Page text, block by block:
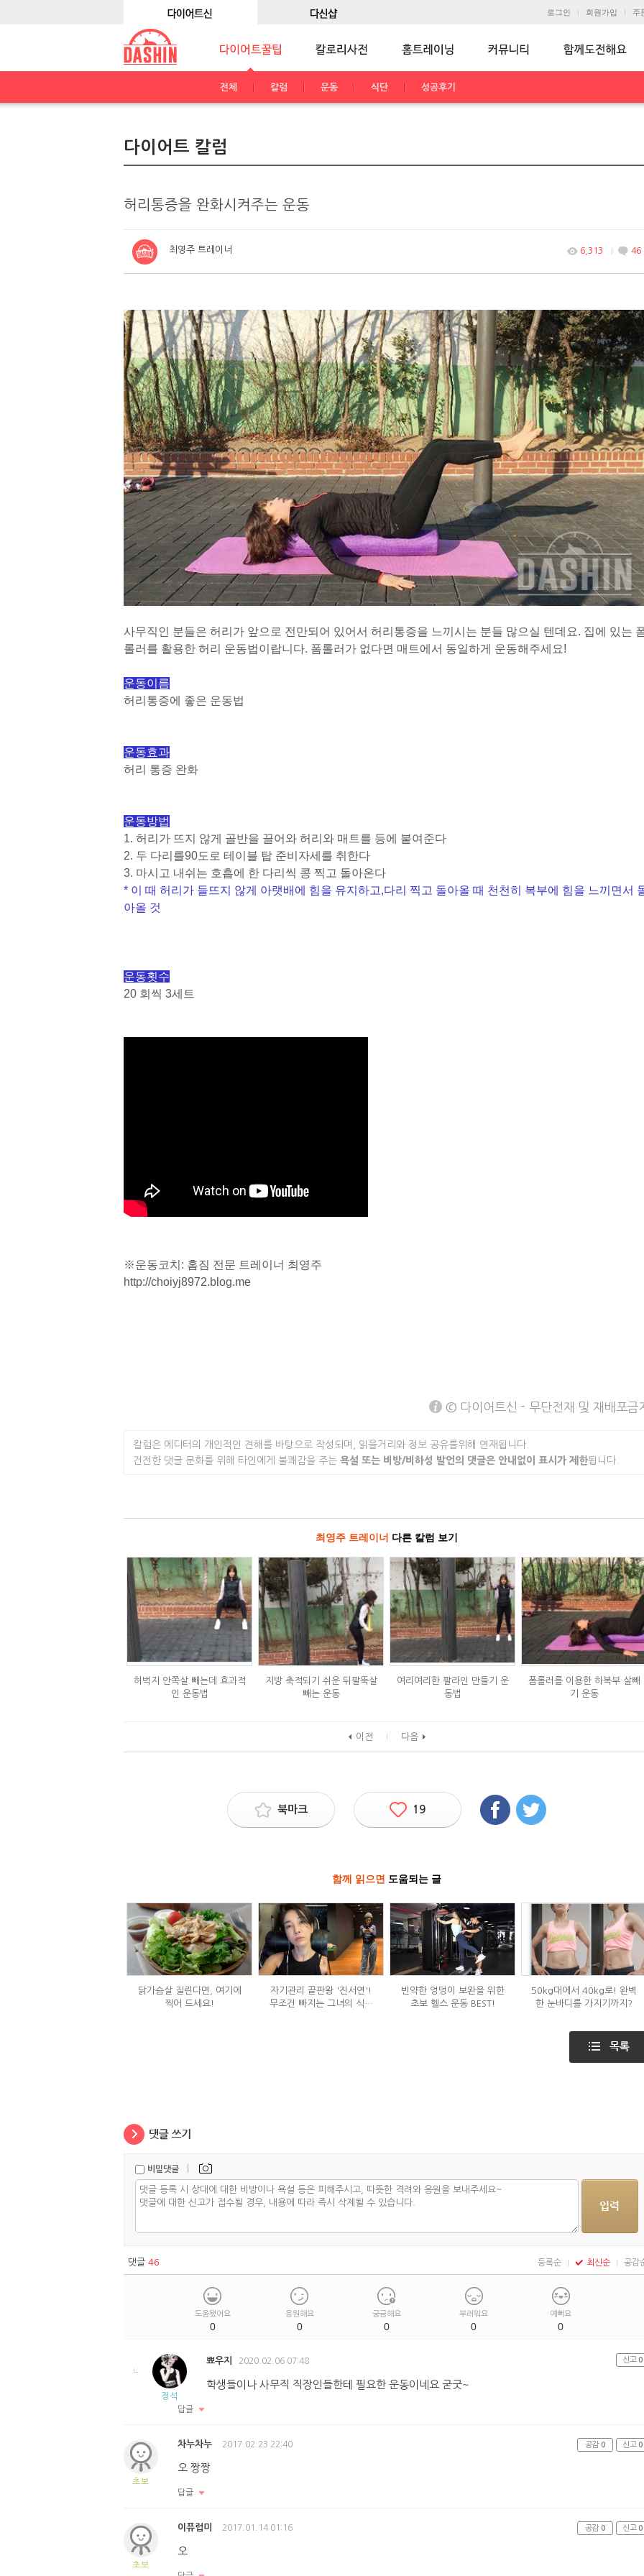
로그인 회원가입 주
전체 칼럼 운동 식단 성공후기
다이어트 칼럼
허리통증을 완화시켜주는 운동
최영주 트레이너 6,313 46
사무직인 분들은 허리가 앞으로 전만되어 있어서 허리통증을 느끼시는 분들 많으실 텐데요. 집에 있는
롤러를 활용한 허리 운동법이랍니다. 폼롤러가 없다면 매트에서 동일하게 운동해주세요!
운동이름
허리통증에 좋은 운동법
운동효과
허리 통증 완화
운동방법
1. 허리가 뜨지 않게 골반을 끌어와 허리와 매트를 등에 붙여준다
2. 두 다리를90도로 테이블 탑 준비자세를 취한다
3. 마시고 내쉬는 호흡에 한 다리씩 콩 찍고 돌아온다
* 이 때 허리가 들뜨지 않게 아랫배에 힘을 유지하고,다리 찍고 돌아올 때 천천히 복부에 힘을 느끼면서
아올 것
운동횟수
20 회씩 3세트
※운동코치: 홈짐 전문 트레이너 최영주
http://choiyj8972.blog.me
© 다이어트신 - 무단전재 및 재배포금
칼럼은 에디터의 개인적인 견해를 바탕으로 작성되며, 읽을거리와 정보 공유를위해 연재됩니다.
건전한 댓글 문화를 위해 타인에게 불쾌감을 주는 욕설 또는 비방/비하성 발언의 댓글은 안내없이 표시가 제한됩니다.
최영주 트레이너 다른 칼럼 보기
허벅지 안쪽살 빼는데 효과적
인 운동법
지방 축적되기 쉬운 뒤팔뚝살
빼는 운동
여리여리한 팔라인 만들기 운
동법
폼롤러를 이용한 하복부 살빼
기 운동
이전 다음
북마크 19
함께 읽으면 도움되는 글
닭가슴살 질린다면, 여기에
찍어 드세요!
자기관리 끝판왕 '진서연'!
무조건 빠지는 그녀의 식단
빈약한 엉덩이 보완을 위한
초보 헬스 운동 BEST!
50kg대에서 40kg로! 완벽
한 눈바디를 가지기까지?
비밀댓글
댓글 46 등록순 최신순 공감
도움됐어요
0
응원해요
0
궁금해요
0
부러워요
0
예뻐요
0
정석
뾰우지 2020.02.06 07:48
학생들이나 사무직 직장인들한테 필요한 운동이네요 굳굿~
신고 0
답글
초보
차누차누 2017.02.23 22:40
오 짱짱
답글
공감 0 신고 0
초보
이퓨럽미 2017.01.14 01:16
오
공감 0 신고 0